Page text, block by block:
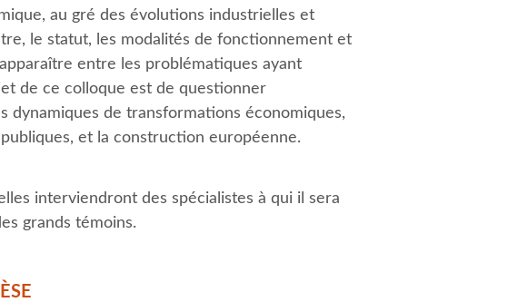
au gré des évolutions industrielles et
le statut, les modalités de fonctionnement et
entre les problématiques ayant
de ce colloque est de questionner
dynamiques de transformations économiques,
et la construction européenne.
interviendront des spécialistes à qui il sera
grands témoins.